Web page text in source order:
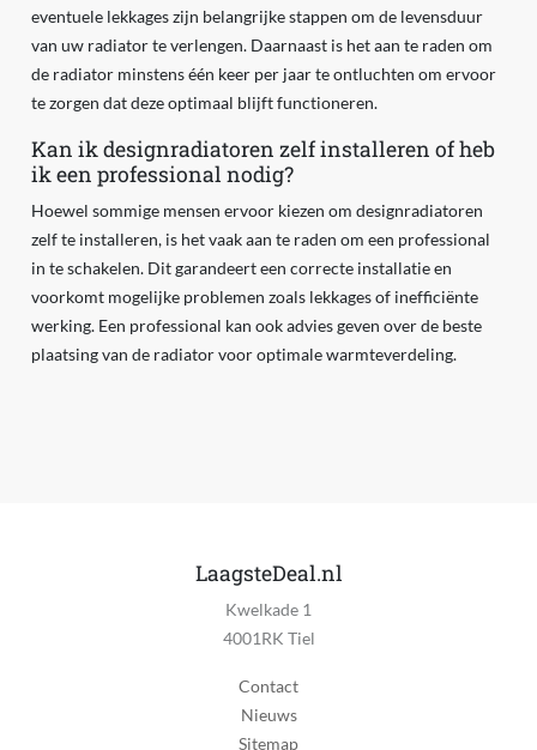
eventuele lekkages zijn belangrijke stappen om de levensduur
van uw radiator te verlengen. Daarnaast is het aan te raden om
de radiator minstens één keer per jaar te ontluchten om ervoor
te zorgen dat deze optimaal blijft functioneren.
Kan ik designradiatoren zelf installeren of heb
ik een professional nodig?
Hoewel sommige mensen ervoor kiezen om designradiatoren
zelf te installeren, is het vaak aan te raden om een professional
in te schakelen. Dit garandeert een correcte installatie en
voorkomt mogelijke problemen zoals lekkages of inefficiënte
werking. Een professional kan ook advies geven over de beste
plaatsing van de radiator voor optimale warmteverdeling.
LaagsteDeal.nl
Kwelkade 1
4001RK Tiel
Contact
Nieuws
Sitemap